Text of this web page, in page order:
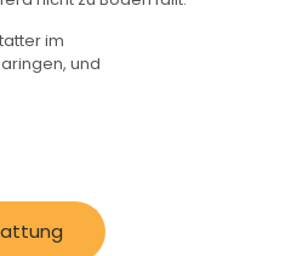
im
und